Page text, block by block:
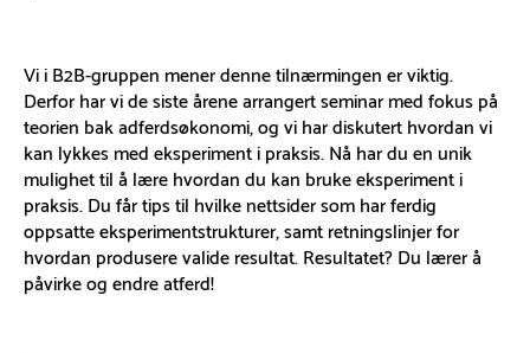
Vi i B2B-gruppen mener denne tilnærmingen er viktig.
Derfor har vi de siste årene arrangert seminar med fokus på
teorien bak adferdsøkonomi, og vi har diskutert hvordan vi
kan lykkes med eksperiment i praksis. Nå har du en unik
mulighet til å lære hvordan du kan bruke eksperiment i
praksis. Du får tips til hvilke nettsider som har ferdig
oppsatte eksperimentstrukturer, samt retningslinjer for
hvordan produsere valide resultat. Resultatet? Du lærer å
påvirke og endre atferd!